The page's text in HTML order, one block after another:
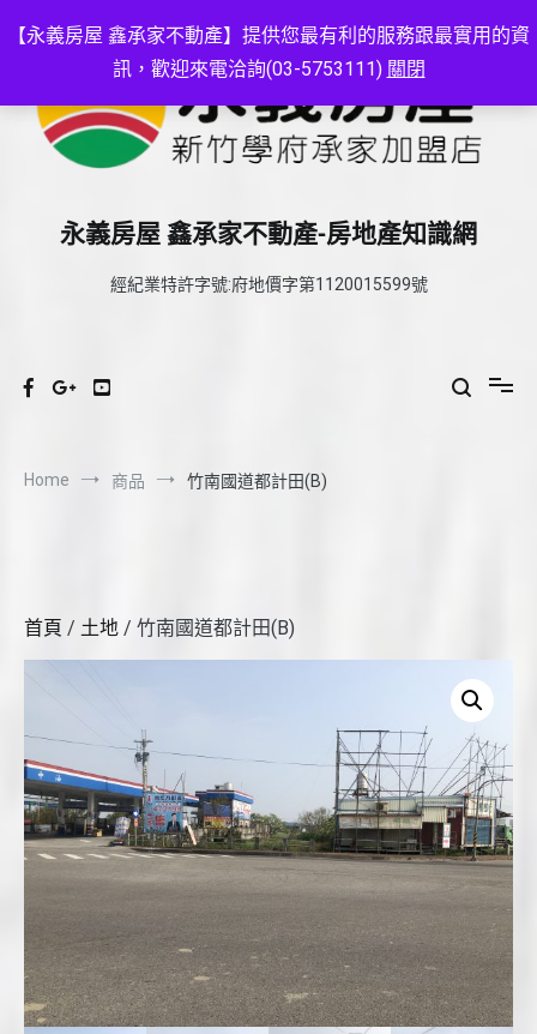
【永義房屋 鑫承家不動產】提供您最有利的服務跟最實用的資
訊，歡迎來電洽詢(03-5753111) 關閉
永義房屋 鑫承家不動產-房地產知識網
經紀業特許字號:府地價字第1120015599號
Home 商品 竹南國道都計田(B)
首頁 / 土地 / 竹南國道都計田(B)